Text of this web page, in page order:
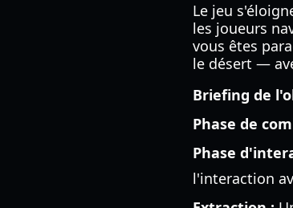
Le jeu
les joueurs
vous êtes
le désert —
Briefing de
Phase de
Phase
l'interaction